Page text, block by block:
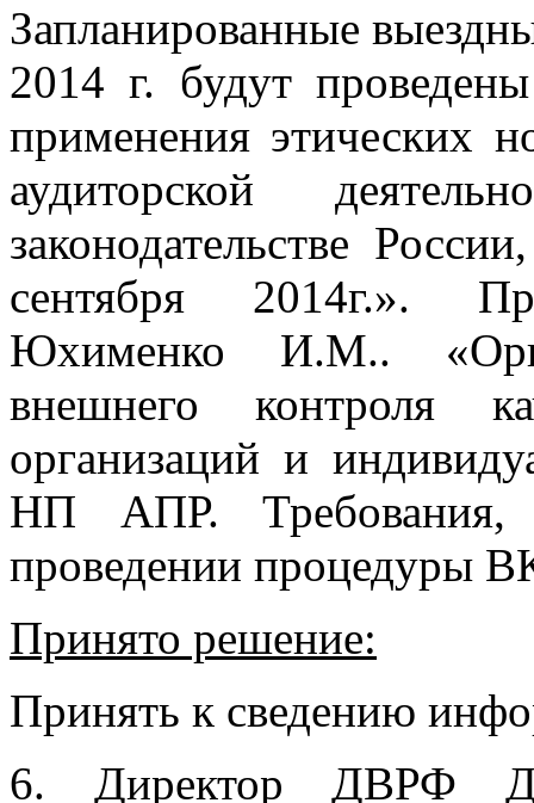
Запланированные
2014 г. будут
применения этических
аудиторской
законодательстве
сентября 2014г.».
Юхименко И.М..
внешнего контроля
организаций и
НП АПР. Требования,
проведении процедуры
Принято решение:
Принять к сведению
6. Директор ДВРФ